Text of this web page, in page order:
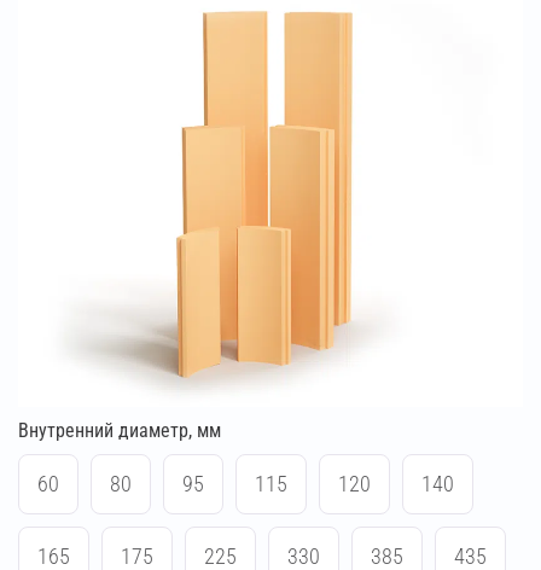
Внутренний диаметр, мм
60 80 95 115 120 140
165 175 225 330 385 435